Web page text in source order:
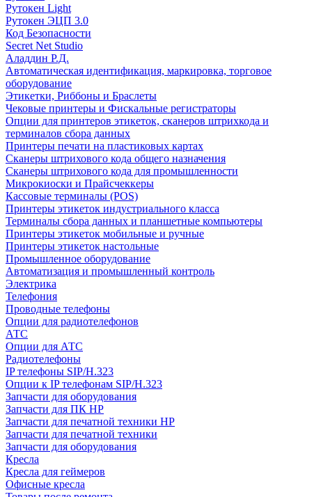
Рутокен Light
Рутокен ЭЦП 3.0
Код Безопасности
Secret Net Studio
Аладдин Р.Д.
Автоматическая идентификация, маркировка, торговое
оборудование
Этикетки, Риббоны и Браслеты
Чековые принтеры и Фискальные регистраторы
Опции для принтеров этикеток, сканеров штрихкода и
терминалов сбора данных
Принтеры печати на пластиковых картах
Сканеры штрихового кода общего назначения
Сканеры штрихового кода для промышленности
Микрокиоски и Прайсчеккеры
Кассовые терминалы (POS)
Принтеры этикеток индустриального класса
Терминалы сбора данных и планшетные компьютеры
Принтеры этикеток мобильные и ручные
Принтеры этикеток настольные
Промышленное оборудование
Автоматизация и промышленный контроль
Электрика
Телефония
Проводные телефоны
Опции для радиотелефонов
АТС
Опции для АТС
Радиотелефоны
IP телефоны SIP/H.323
Опции к IP телефонам SIP/H.323
Запчасти для оборудования
Запчасти для ПК HP
Запчасти для печатной техники HP
Запчасти для печатной техники
Запчасти для оборудования
Кресла
Кресла для геймеров
Офисные кресла